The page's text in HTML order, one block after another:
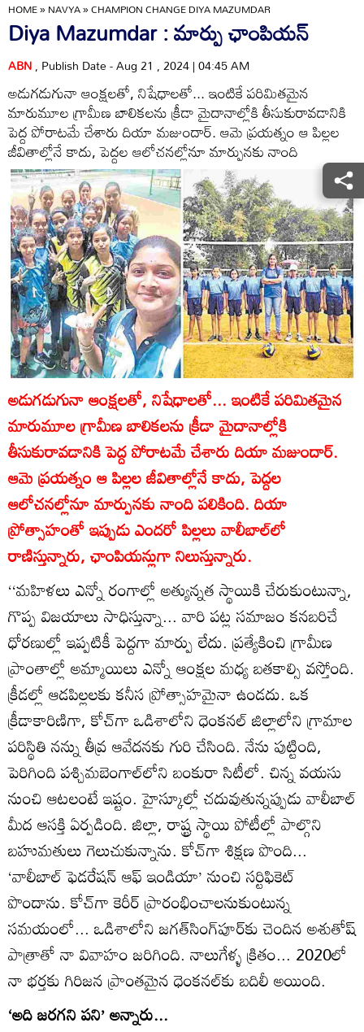
HOME»NAVYA»CHAMPION CHANGE DIYA MAZUMDAR
Diya Mazumdar : మార్పు ఛాంపియన్‌
ABN, Publish Date - Aug 21 , 2024 | 04:45 AM
అడుగడుగునా ఆంక్షలతో, నిషేధాలతో... ఇంటికే పరిమితమైన
మారుమూల గ్రామీణ బాలికలను క్రీడా మైదానాల్లోకి తీసుకురావడానికి
పెద్ద పోరాటమే చేశారు దియా మజుందార్‌. ఆమె ప్రయత్నం ఆ పిల్లల
జీవితాల్లోనే కాదు, పెద్దల ఆలోచనల్లోనూ మార్పునకు నాంది
అడుగడుగునా ఆంక్షలతో, నిషేధాలతో... ఇంటికే పరిమితమైన
మారుమూల గ్రామీణ బాలికలను క్రీడా మైదానాల్లోకి
తీసుకురావడానికి పెద్ద పోరాటమే చేశారు దియా మజుందార్‌.
ఆమె ప్రయత్నం ఆ పిల్లల జీవితాల్లోనే కాదు, పెద్దల
ఆలోచనల్లోనూ మార్పునకు నాంది పలికింది. దియా
ప్రోత్సాహంతో ఇప్పుడు ఎందరో పిల్లలు వాలీబాల్‌లో
రాణిస్తున్నారు, ఛాంపియన్లుగా నిలుస్తున్నారు.
‘‘మహిళలు ఎన్నో రంగాల్లో అత్యున్నత స్థాయికి చేరుకుంటున్నా,
గొప్ప విజయాలు సాధిస్తున్నా... వారి పట్ల సమాజం కనబరిచే
ధోరణుల్లో ఇప్పటికీ పెద్దగా మార్పు లేదు. ప్రత్యేకించి గ్రామీణ
ప్రాంతాల్లో అమ్మాయిలు ఎన్నో ఆంక్షల మధ్య బతకాల్సి వస్తోంది.
క్రీడల్లో ఆడపిల్లలకు కనీస ప్రోత్సాహమైనా ఉండదు. ఒక
క్రీడాకారిణిగా, కోచ్‌గా ఒడిశాలోని ధెంకనల్‌ జిల్లాలోని గ్రామాల
పరిస్థితి నన్ను తీవ్ర ఆవేదనకు గురి చేసింది. నేను పుట్టింది,
పెరిగింది పశ్చిమబెంగాల్‌లోని బంకురా సిటీలో. చిన్న వయసు
నుంచి ఆటలంటే ఇష్టం. హైస్కూల్లో చదువుతున్నప్పుడు వాలీబాల్‌
మీద ఆసక్తి ఏర్పడింది. జిల్లా, రాష్ట్ర స్థాయి పోటీల్లో పాల్గొని
బహుమతులు గెలుచుకున్నాను. కోచ్‌గా శిక్షణ పొంది...
‘వాలీబాల్‌ ఫెడరేషన్‌ ఆఫ్‌ ఇండియా’ నుంచి సర్టిఫికెట్‌
పొందాను. కోచ్‌గా కెరీర్‌ ప్రారంభించాలనుకుంటున్న
సమయంలో... ఒడిశాలోని జగత్‌సింగ్‌పూర్‌కు చెందిన అశుతోష్‌
పాత్రాతో నా వివాహం జరిగింది. నాలుగేళ్ళ క్రితం... 2020లో
నా భర్తకు గిరిజన ప్రాంతమైన ధెంకనల్‌కు బదిలీ అయింది.
‘అది జరగని పని’ అన్నారు...